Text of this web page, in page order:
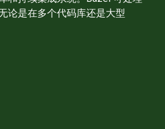
论是在多个代码库还是大型